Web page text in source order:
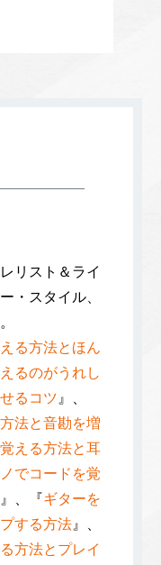
リスト＆ライ
・スタイル、
る方法とほん
るのがうれし
るコツ 』、
法と音勘を増
える方法と耳
でコードを覚
』、『ギターを
する方法』、
方法とプレイ